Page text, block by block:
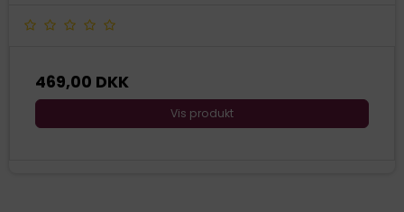
469,00 DKK
Vis produkt